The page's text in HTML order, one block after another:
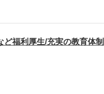
福利厚生/充実の教育体制